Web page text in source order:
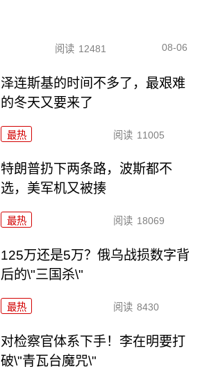
阅读 12481 08-06
泽连斯基的时间不多了，最艰难
的冬天又要来了
最热 阅读 11005
特朗普扔下两条路，波斯都不
选，美军机又被揍
最热 阅读 18069
125万还是5万？俄乌战损数字背
后的\"三国杀\"
最热 阅读 8430
对检察官体系下手！李在明要打
破\"青瓦台魔咒\"